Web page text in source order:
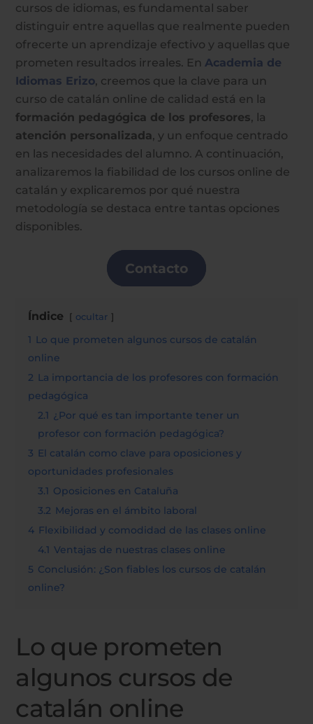
cursos de idiomas, es fundamental saber
distinguir entre aquellas que realmente pueden
ofrecerte un aprendizaje efectivo y aquellas que
prometen resultados irreales. EnAcademia de
Idiomas Erizo, creemos que la clave para un
curso de catalán online de calidad está en la
formación pedagógica de los profesores, la
atención personalizada, y un enfoque centrado
en las necesidades del alumno. A continuación,
analizaremos la fiabilidad de los cursos online de
catalán y explicaremos por qué nuestra
metodología se destaca entre tantas opciones
disponibles.
Contacto
Índice ocultar
1 Lo que prometen algunos cursos de catalán
online
2 La importancia de los profesores con formación
pedagógica
2.1 ¿Por qué es tan importante tener un
profesor con formación pedagógica?
3 El catalán como clave para oposiciones y
oportunidades profesionales
3.1 Oposiciones en Cataluña
3.2 Mejoras en el ámbito laboral
4 Flexibilidad y comodidad de las clases online
4.1 Ventajas de nuestras clases online
5 Conclusión: ¿Son fiables los cursos de catalán
online?
Lo que prometen
algunos cursos de
catalán online